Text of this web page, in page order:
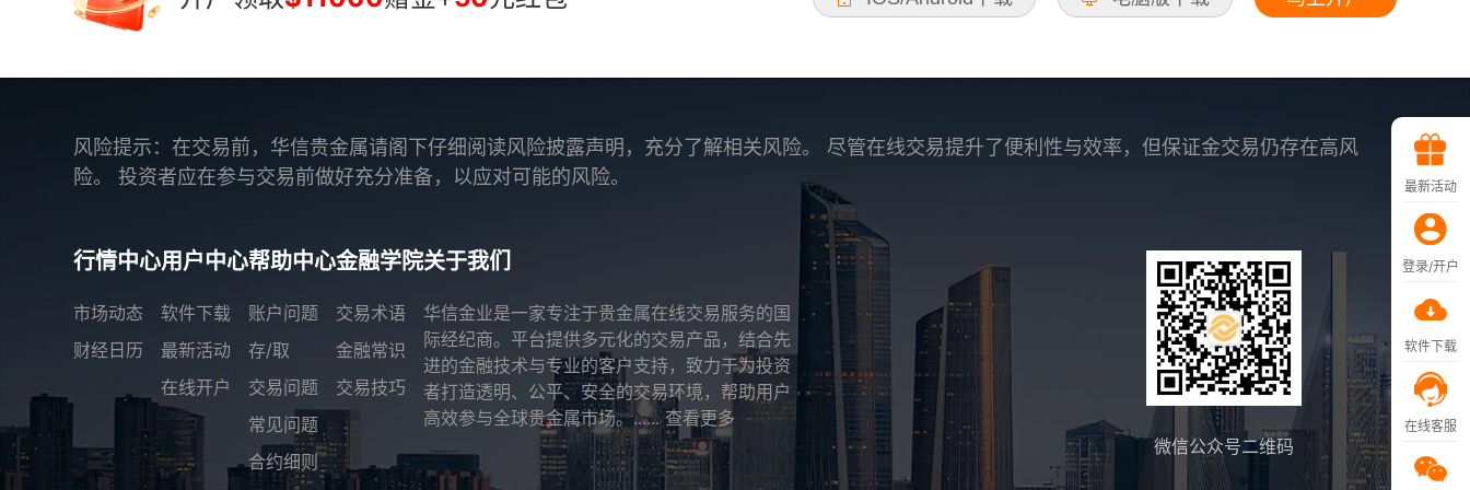
风险提示：在交易前，华信贵金属请阁下仔细阅读风险披露声明，充分了解相关风险。 尽管在线交易提升了便利性与效率，但保证金交易仍存在高风
险。 投资者应在参与交易前做好充分准备，以应对可能的风险。
行情中心
市场动态
财经日历
用户中心
软件下载
最新活动
在线开户
帮助中心
账户问题
存/取
交易问题
常见问题
合约细则
金融学院
交易术语
金融常识
交易技巧
关于我们
华信金业是一家专注于贵金属在线交易服务的国
际经纪商。平台提供多元化的交易产品，结合先
进的金融技术与专业的客户支持，致力于为投资
者打造透明、公平、安全的交易环境，帮助用户
高效参与全球贵金属市场。......查看更多
微信公众号二维码
最新活动
登录/开户
软件下载
在线客服